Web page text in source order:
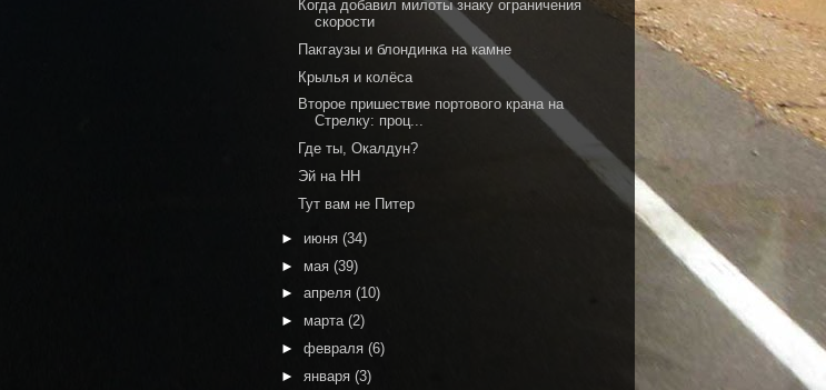
Когда добавил милоты знаку ограничения
скорости
Пакгаузы и блондинка на камне
Крылья и колёса
Второе пришествие портового крана на
Стрелку: проц...
Где ты, Окалдун?
Эй на НН
Тут вам не Питер
► июня (34)
► мая (39)
► апреля (10)
► марта (2)
► февраля (6)
► января (3)